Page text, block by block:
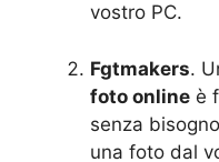
vostro PC.
Fgtmakers.
foto online è
senza
una foto dal